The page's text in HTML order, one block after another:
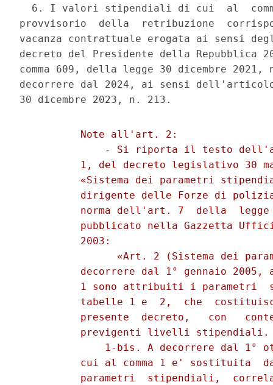
6. I valori stipendiali di cui  al
provvisorio  della  retribuzione
vacanza contrattuale erogata ai sensi
decreto del Presidente della
comma 609, della legge 30 dicembre
decorrere dal 2024, ai sensi
          Note all'art. 2:
- Si riporta il testo
1, del decreto legislativo 30
«Sistema dei parametri
dirigente delle Forze di
norma dell'art. 7  della
pubblicato nella Gazzetta
          2003:
«Art. 2 (Sistema dei
decorrere dal 1° gennaio 2005,
1 sono attribuiti i parametri
tabelle 1 e  2,  che
presente  decreto,   con
previgenti livelli
1-bis. A decorrere dal 1°
cui al comma 1 e' sostituita
parametri  stipendiali,